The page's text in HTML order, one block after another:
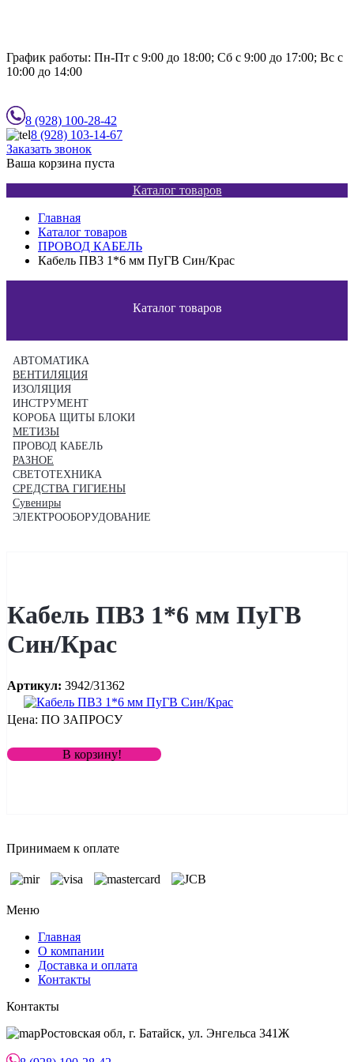
График работы: Пн-Пт с 9:00 до 18:00; Сб с 9:00 до 17:00; Вс с
10:00 до 14:00
8 (928) 100-28-42
8 (928) 103-14-67
Заказать звонок
Ваша корзина пуста
Каталог товаров
Главная
Каталог товаров
ПРОВОД КАБЕЛЬ
Кабель ПВ3 1*6 мм ПуГВ Син/Крас
Каталог товаров
АВТОМАТИКА
ВЕНТИЛЯЦИЯ
ИЗОЛЯЦИЯ
ИНСТРУМЕНТ
КОРОБА ЩИТЫ БЛОКИ
МЕТИЗЫ
ПРОВОД КАБЕЛЬ
РАЗНОЕ
СВЕТОТЕХНИКА
СРЕДСТВА ГИГИЕНЫ
Сувениры
ЭЛЕКТРООБОРУДОВАНИЕ
Кабель ПВ3 1*6 мм ПуГВ
Син/Крас
Артикул: 3942/31362
Цена: ПО ЗАПРОСУ
В корзину!
Принимаем к оплате
Меню
Главная
О компании
Доставка и оплата
Контакты
Контакты
Ростовская обл, г. Батайск, ул. Энгельса 341Ж